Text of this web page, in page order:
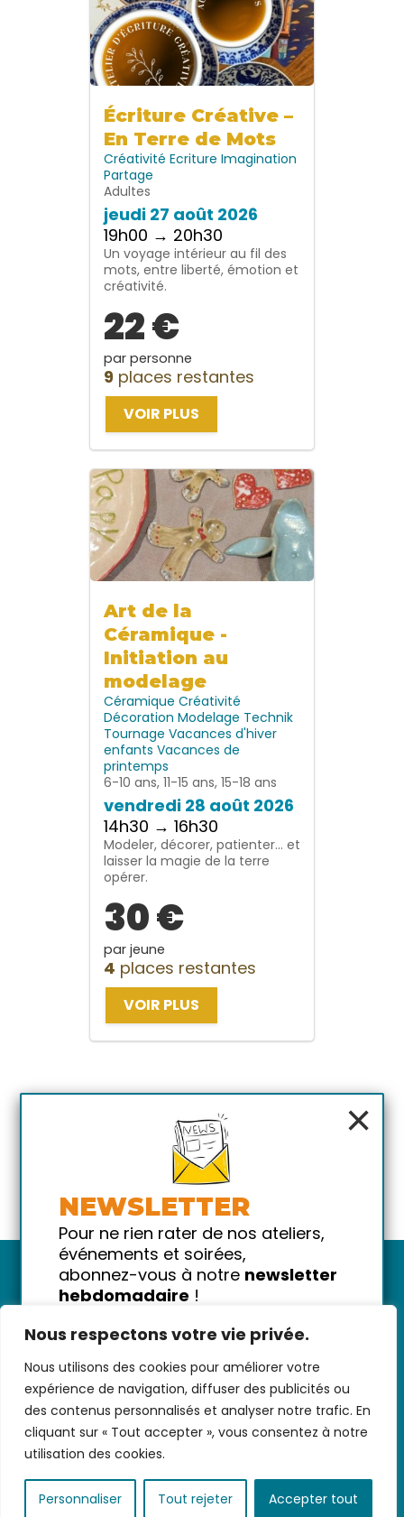
Nous respectons votre vie privée.
Nous utilisons des cookies pour améliorer votre
expérience de navigation, diffuser des publicités ou
des contenus personnalisés et analyser notre trafic. En
cliquant sur « Tout accepter », vous consentez à notre
utilisation des cookies.
Personnaliser Tout rejeter Accepter tout
Écriture Créative –
En Terre de Mots
Créativité Ecriture Imagination
Partage
Adultes
jeudi 27 août 2026
19h00 → 20h30
Un voyage intérieur au fil des
mots, entre liberté, émotion et
créativité.
22 €
par personne
9 places restantes
VOIR PLUS
Art de la
Céramique -
Initiation au
modelage
Céramique Créativité
Décoration Modelage Technik
Tournage Vacances d'hiver
enfants Vacances de
printemps
6-10 ans, 11-15 ans, 15-18 ans
vendredi 28 août 2026
14h30 → 16h30
Modeler, décorer, patienter… et
laisser la magie de la terre
opérer.
30 €
par jeune
4 places restantes
VOIR PLUS
Nous contacter- CGV/CGU-Données
personnelles-Infos pratiques- FAQ
×
NEWSLETTER
Pour ne rien rater de nos ateliers,
événements et soirées,
abonnez-vous à notre newsletter
hebdomadaire !
!
Votre email